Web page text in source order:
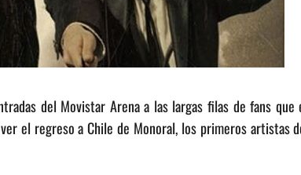
del Movistar Arena a las largas filas de fans
el regreso a Chile de Monoral, los primeros artistas